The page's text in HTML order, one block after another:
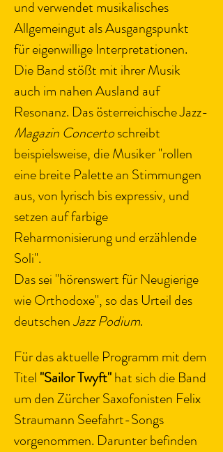
und verwendet musikalisches
Allgemeingut als Ausgangspunkt
für eigenwillige Interpretationen.
Die Band stößt mit ihrer Musik
auch im nahen Ausland auf
Resonanz. Das österreichische Jazz-
Magazin Concerto schreibt
beispielsweise, die Musiker "rollen
eine breite Palette an Stimmungen
aus, von lyrisch bis expressiv, und
setzen auf farbige
Reharmonisierung und erzählende
Soli".
Das sei "hörenswert für Neugierige
wie Orthodoxe", so das Urteil des
deutschen Jazz Podium.
Für das aktuelle Programm mit dem
Titel "Sailor Twyft" hat sich die Band
um den Zürcher Saxofonisten Felix
Straumann Seefahrt-Songs
vorgenommen. Darunter befinden